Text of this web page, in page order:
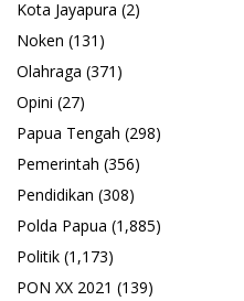
Kota Jayapura (2)
Noken (131)
Olahraga (371)
Opini (27)
Papua Tengah (298)
Pemerintah (356)
Pendidikan (308)
Polda Papua (1,885)
Politik (1,173)
PON XX 2021 (139)